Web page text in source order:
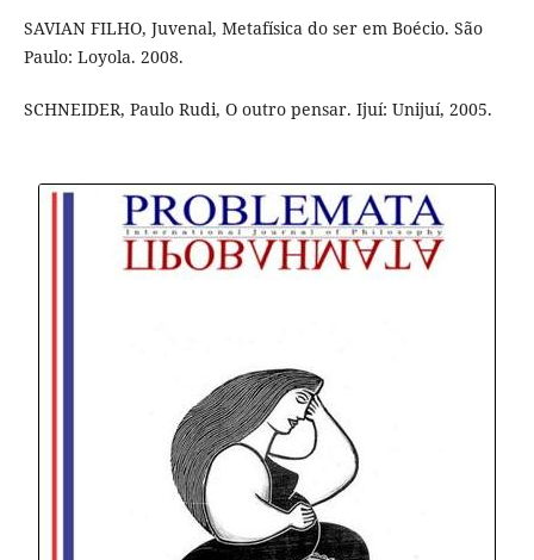
SAVIAN FILHO, Juvenal, Metafísica do ser em Boécio. São
Paulo: Loyola. 2008.
SCHNEIDER, Paulo Rudi, O outro pensar. Ijuí: Unijuí, 2005.